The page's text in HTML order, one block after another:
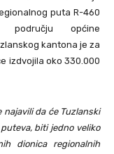
puta R-460
području općine
kantona je za
izdvojila oko 330.000
najavili da će Tuzlanski
biti jedno veliko
dionica regionalnih